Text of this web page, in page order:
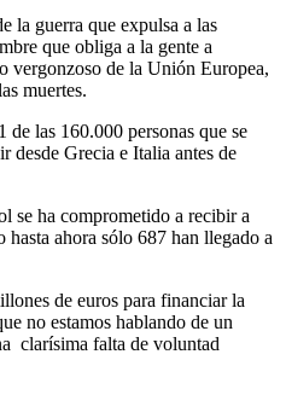
la guerra que expulsa a las
que obliga a la gente a
vergonzoso de la Unión Europea,
muertes.
las 160.000 personas que se
desde Grecia e Italia antes de
se ha comprometido a recibir a
hasta ahora sólo 687 han llegado a
de euros para financiar la
no estamos hablando de un
clarísima falta de voluntad